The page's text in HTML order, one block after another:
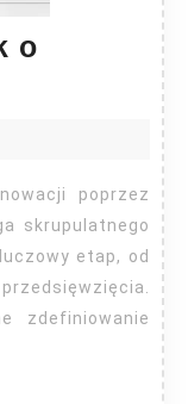
o
skrupulatnego
etap, od
zdefiniowanie